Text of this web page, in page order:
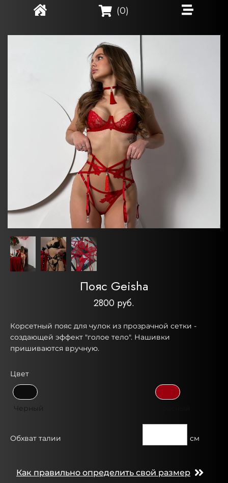
(0)
Пояс Geisha
2800 руб.
Корсетный пояс для чулок из прозрачной сетки -
создающей эффект "голое тело". Нашивки
пришиваются вручную.
Цвет
Черный
Обхват талии см
Как правильно определить свой размер